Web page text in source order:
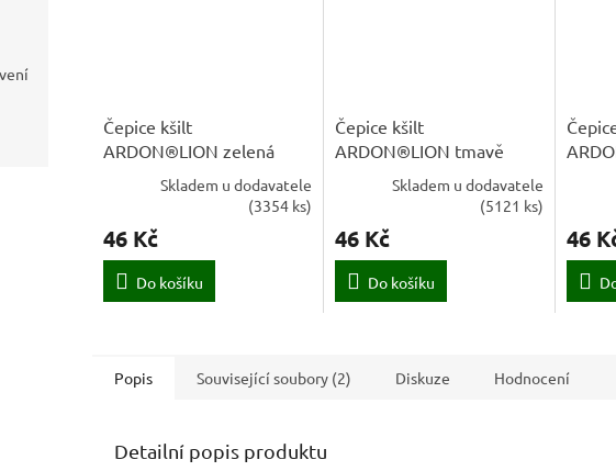
Čepice kšilt
ARDON®LION zelená
Skladem u dodavatele
(3354 ks)
46 Kč
Do košíku
Čepice kšilt
ARDON®LION tmavě
Skladem u dodavatele
(5121 ks)
46 Kč
Do košíku
46
Popis Související soubory (2) Diskuze Hodnocení
Detailní popis produktu